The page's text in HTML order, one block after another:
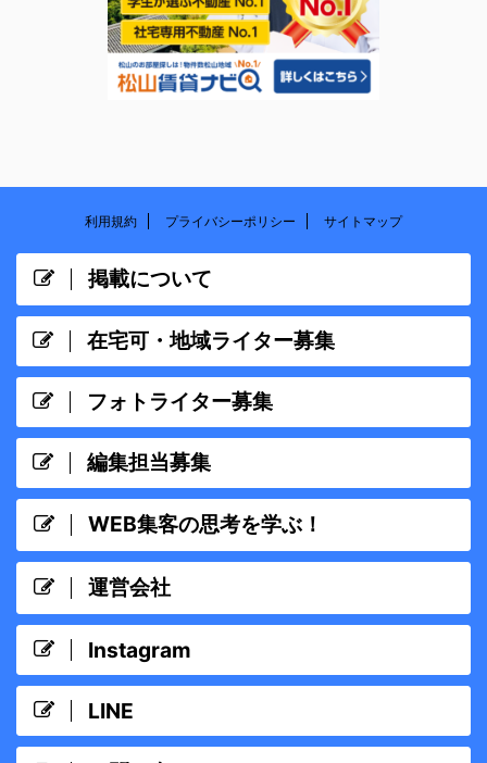
利用規約 プライバシーポリシー サイトマップ
掲載について
在宅可・地域ライター募集
フォトライター募集
編集担当募集
WEB集客の思考を学ぶ！
運営会社
Instagram
LINE